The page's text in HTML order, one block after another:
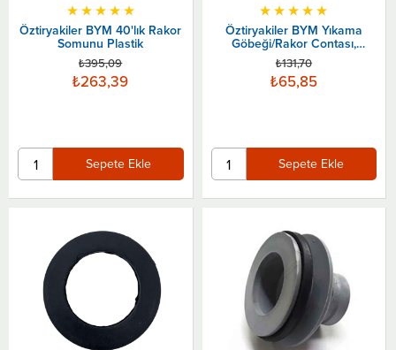
Öztiryakiler BYM 40'lık Rakor
Somunu Plastik
★★★★★
₺263,39
₺395,09
Sepete Ekle
Öztiryakiler BYM Yıkama
Göbeği/Rakor Contası,
72x45x5 mm
★★★★★
₺65,85
₺131,70
Sepete Ekle